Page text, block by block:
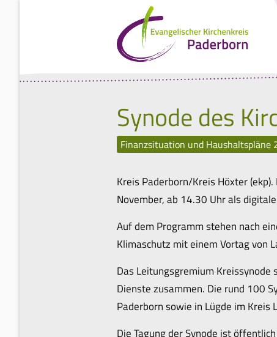
Synode des
Finanzsituation und Haushaltspläne
Kreis Paderborn/Kreis Höxter
November, ab 14.30 Uhr als
Auf dem Programm stehen nach
Klimaschutz mit einem Vortag von
Das Leitungsgremium
Dienste zusammen. Die rund 100
Paderborn sowie in Lügde im Kreis
Die Tagung der Synode ist